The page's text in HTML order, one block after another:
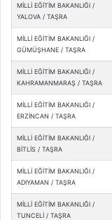
MİLLİ EĞİTİM BAKANLIĞI /
YALOVA / TAŞRA
MİLLİ EĞİTİM BAKANLIĞI /
GÜMÜŞHANE / TAŞRA
MİLLİ EĞİTİM BAKANLIĞI /
KAHRAMANMARAŞ / TAŞRA
MİLLİ EĞİTİM BAKANLIĞI /
ERZİNCAN / TAŞRA
MİLLİ EĞİTİM BAKANLIĞI /
BİTLİS / TAŞRA
MİLLİ EĞİTİM BAKANLIĞI /
ADIYAMAN / TAŞRA
MİLLİ EĞİTİM BAKANLIĞI /
TUNCELİ / TAŞRA